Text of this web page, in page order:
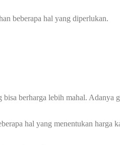
beberapa hal yang diperlukan.
berharga lebih mahal. Adanya
hal yang menentukan harga